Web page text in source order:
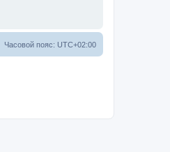
Часовой пояс: UTC+02:00